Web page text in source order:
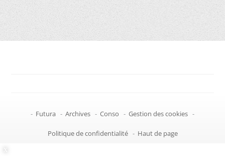
- Futura - Archives - Conso - Gestion des cookies -
Politique de confidentialité - Haut de page